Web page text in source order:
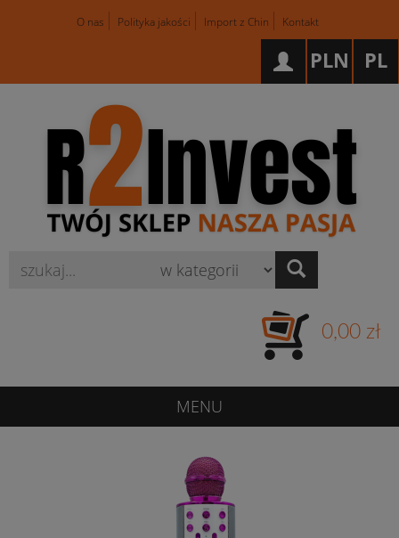
O nas Polityka jakości Import z Chin Kontakt
PL
PLN
0,00 zł
MENU